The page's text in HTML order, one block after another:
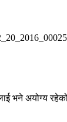
भने अयोग्य